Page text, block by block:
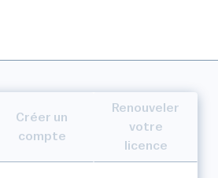
Créer un
compte
Renouveler
votre
licence